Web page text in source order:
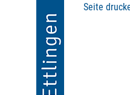
Seite